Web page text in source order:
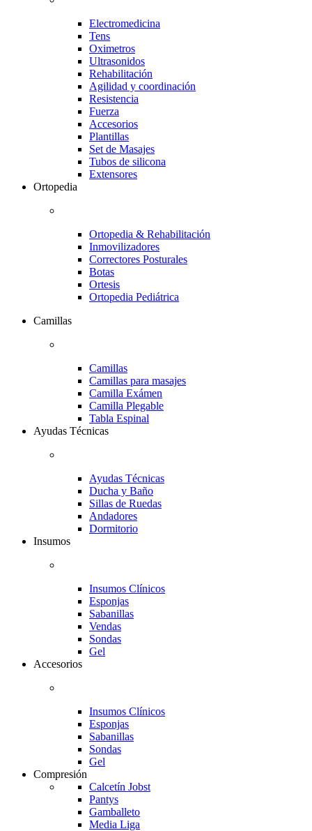
Electromedicina
Tens
Oximetros
Ultrasonidos
Rehabilitación
Agilidad y coordinación
Resistencia
Fuerza
Accesorios
Plantillas
Set de Masajes
Tubos de silicona
Extensores
Ortopedia
Ortopedia & Rehabilitación
Inmovilizadores
Correctores Posturales
Botas
Ortesis
Ortopedia Pediátrica
Camillas
Camillas
Camillas para masajes
Camilla Exámen
Camilla Plegable
Tabla Espinal
Ayudas Técnicas
Ayudas Técnicas
Ducha y Baño
Sillas de Ruedas
Andadores
Dormitorio
Insumos
Insumos Clínicos
Esponjas
Sabanillas
Vendas
Sondas
Gel
Accesorios
Insumos Clínicos
Esponjas
Sabanillas
Sondas
Gel
Compresión
Calcetín Jobst
Pantys
Gamballeto
Media Liga